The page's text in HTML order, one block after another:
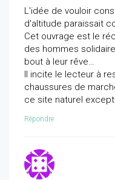
L'idée de vouloir
d'altitude paraissait
Cet ouvrage est le
des hommes
bout à leur rêve…
Il incite le lecteur à
chaussures de
ce site naturel
Répondre